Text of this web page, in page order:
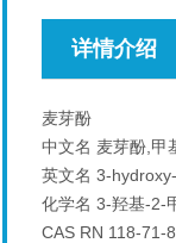
详情介绍
麦芽酚
中文名 麦芽酚,甲
英文名 3-
化学名 3-羟基-2-
CAS RN 118-71-8